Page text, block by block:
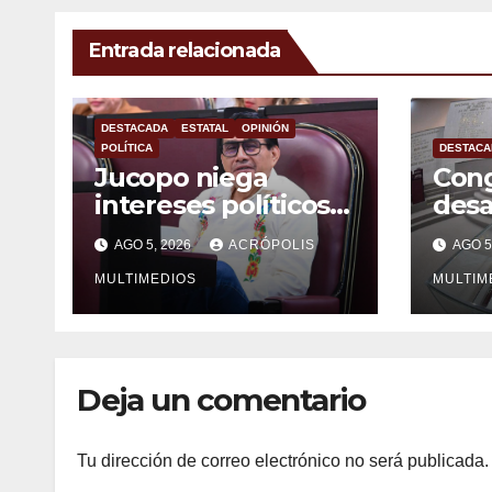
Entrada relacionada
DESTACADA ESTATAL
OPINIÓN
POLÍTICA
Jucopo niega
intereses políticos
con el desafuero de
alcaldes
AGO 5, 2026 ACRÓPOLIS
MULTIMEDIOS
AGO
Deja un comentario
Tu dirección de correo electrónico no será publicada.